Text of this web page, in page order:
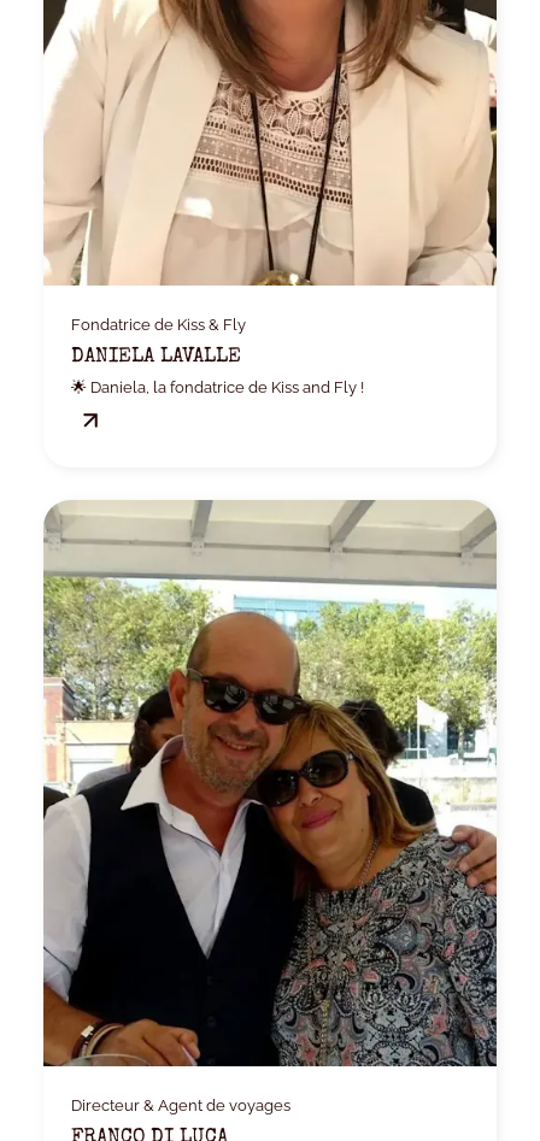
Fondatrice de Kiss & Fly
DANIELA LAVALLE
🌟 Daniela, la fondatrice de Kiss and Fly !
Directeur & Agent de voyages